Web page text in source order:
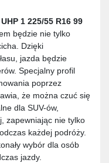
1 225/55 R16 99
będzie nie tylko
Dzięki
jazda będzie
Specjalny profil
poprzez
że można czuć się
dla SUV-ów,
zapewniając nie tylko
każdej podróży.
wybór dla osób
jazdy.